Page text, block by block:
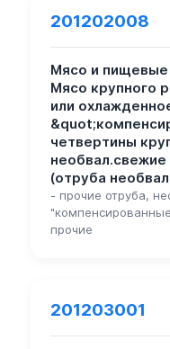
201202008
Мясо и
Мясо крупного
или
четвертины
(отруба
- прочие отруба,
прочие
201203001